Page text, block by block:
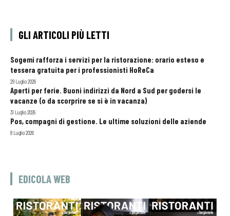
GLI ARTICOLI PIÙ LETTI
Sogemi rafforza i servizi per la ristorazione: orario esteso e
tessera gratuita per i professionisti HoReCa
29 Luglio 2026
Aperti per ferie. Buoni indirizzi da Nord a Sud per godersi le
vacanze (o da scorprire se si è in vacanza)
31 Luglio 2026
Pos, compagni di gestione. Le ultime soluzioni delle aziende
8 Luglio 2026
EDICOLA WEB